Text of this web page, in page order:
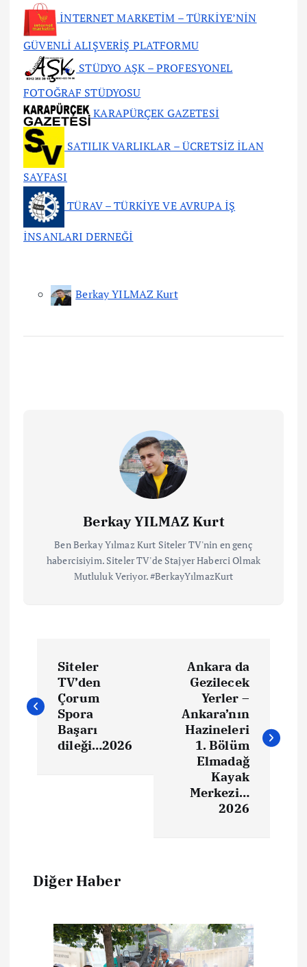
İNTERNET MARKETİM – TÜRKİYE’NİN
GÜVENLİ ALIŞVERİŞ PLATFORMU
STÜDYO AŞK – PROFESYONEL
FOTOĞRAF STÜDYOSU
KARAPÜRÇEK GAZETESİ
SATILIK VARLIKLAR – ÜCRETSİZ İLAN
SAYFASI
TÜRAV – TÜRKİYE VE AVRUPA İŞ
İNSANLARI DERNEĞİ
Berkay YILMAZ Kurt
Berkay YILMAZ Kurt
Ben Berkay Yılmaz Kurt Siteler TV'nin en genç
habercisiyim. Siteler TV'de Stajyer Haberci Olmak
Mutluluk Veriyor. #BerkayYılmazKurt
Siteler
TV’den
Çorum
Spora
Başarı
dileği…2026
Ankara da
Gezilecek
Yerler –
Ankara’nın
Hazineleri
1. Bölüm
Elmadağ
Kayak
Merkezi…
2026
Diğer Haber